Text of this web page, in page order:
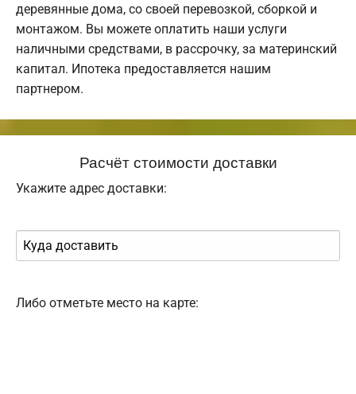
деревянные дома, со своей перевозкой, сборкой и
монтажом. Вы можете оплатить наши услуги
наличными средствами, в рассрочку, за материнский
капитал. Ипотека предоставляется нашим
партнером.
Расчёт стоимости доставки
Укажите адрес доставки:
Либо отметьте место на карте: